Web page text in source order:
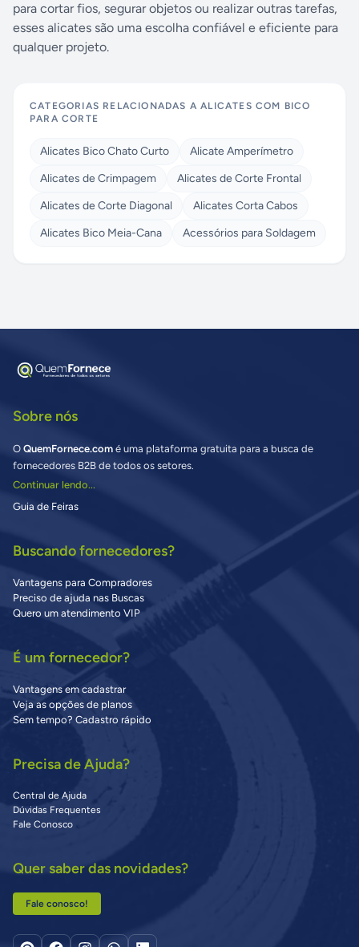
para cortar fios, segurar objetos ou realizar outras tarefas,
esses alicates são uma escolha confiável e eficiente para
qualquer projeto.
CATEGORIAS RELACIONADAS AALICATES COM BICO
PARA CORTE
Alicates Bico Chato Curto
Alicate Amperímetro
Alicates de Crimpagem
Alicates de Corte Frontal
Alicates de Corte Diagonal
Alicates Corta Cabos
Alicates Bico Meia-Cana
Acessórios para Soldagem
Sobre nós
O QuemFornece.com é uma plataforma gratuita para a busca de
fornecedores B2B de todos os setores.
Continuar lendo...
Guia de Feiras
Buscando fornecedores?
Vantagens para Compradores
Preciso de ajuda nas Buscas
Quero um atendimento VIP
É um fornecedor?
Vantagens em cadastrar
Veja as opções de planos
Sem tempo? Cadastro rápido
Precisa de Ajuda?
Central de Ajuda
Dúvidas Frequentes
Fale Conosco
Quer saber das novidades?
Fale conosco!